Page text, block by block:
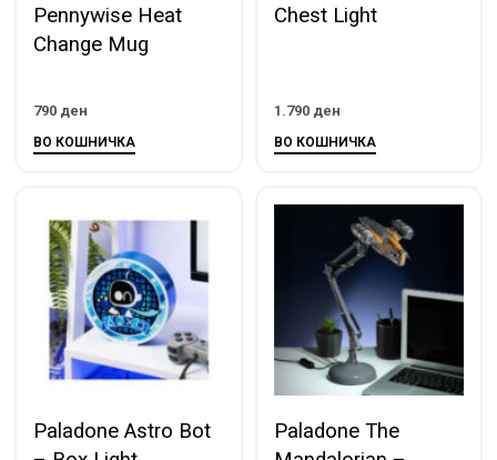
Pennywise Heat
Change Mug
790 ден
ВО КОШНИЧКА
Chest Light
1.790 ден
ВО КОШНИЧКА
Paladone Astro Bot
Paladone The